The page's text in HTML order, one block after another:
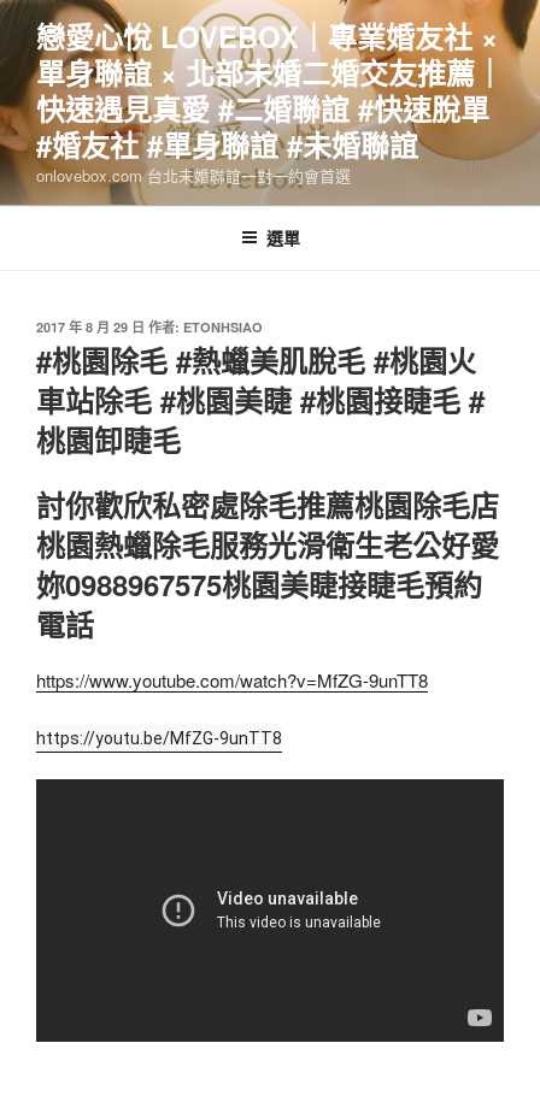
跳
主
要
內
容
戀愛心悅 LOVEBOX｜專業婚友社 ×
單身聯誼 × 北部未婚二婚交友推薦｜
快速遇見真愛 #二婚聯誼 #快速脫單
#婚友社 #單身聯誼 #未婚聯誼
onlovebox.com 台北未婚聯誼一對一約會首選
選單
發
於
2017 年 8 月 29 日 作者: ETONHSIAO
#桃園除毛 #熱蠟美肌脫毛 #桃園火
車站除毛 #桃園美睫 #桃園接睫毛 #
桃園卸睫毛
討你歡欣私密處除毛推薦桃園除毛店
桃園熱蠟除毛服務光滑衛生老公好愛
妳0988967575桃園美睫接睫毛預約
電話
https://www.youtube.com/watch?v=MfZG-9unTT8
https://youtu.be/MfZG-9unTT8